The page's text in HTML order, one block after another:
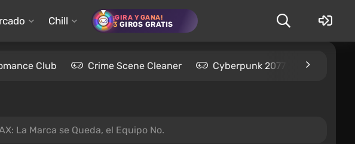
Chill ¡GIRA Y GANA!
3 GIROS GRATIS
Club Crime Scene Cleaner Cyberpunk 2077
La Marca se Queda, el Equipo No.